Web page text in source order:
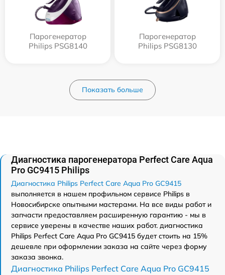
Парогенератор
Philips PSG8140
Парогенератор
Philips PSG8130
Показать больше
Диагностика парогенератора Perfect Care Aqua
Pro GC9415 Philips
Диагностика Philips Perfect Care Aqua Pro GC9415
выполняется в нашем профильном сервисе Philips в
Новосибирске опытными мастерами. На все виды работ и
запчасти предоставляем расширенную гарантию - мы в
сервисе уверены в качестве наших работ. диагностика
Philips Perfect Care Aqua Pro GC9415 будет стоить на 15%
дешевле при оформлении заказа на сайте через форму
заказа звонка.
Диагностика Philips Perfect Care Aqua Pro GC9415